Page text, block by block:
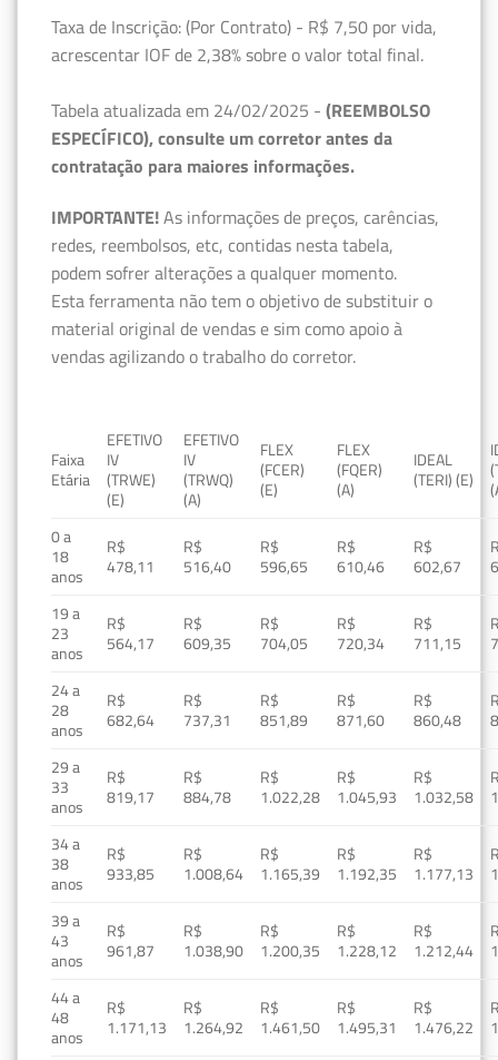
Taxa de Inscrição: (Por Contrato) - R$ 7,50 por vida,
acrescentar IOF de 2,38% sobre o valor total final.
Tabela atualizada em 24/02/2025 - (REEMBOLSO
ESPECÍFICO), consulte um corretor antes da
contratação para maiores informações.
IMPORTANTE!As informações de preços, carências,
redes, reembolsos, etc, contidas nesta tabela,
podem sofrer alterações a qualquer momento.
Esta ferramenta não tem o objetivo de substituir o
material original de vendas e sim como apoio à
vendas agilizando o trabalho do corretor.
Faixa
Etária
EFETIVO
IV
(TRWE)
(E)
EFETIVO
IV
(TRWQ)
(A)
FLEX
(FCER)
(E)
FLEX
(FQER)
(A)
IDEAL
(TERI) (E)
0 a
18
anos
R$
478,11
R$
516,40
R$
596,65
R$
610,46
R$
602,67
19 a
23
anos
R$
564,17
R$
609,35
R$
704,05
R$
720,34
R$
711,15
24 a
28
anos
R$
682,64
R$
737,31
R$
851,89
R$
871,60
R$
860,48
29 a
33
anos
R$
819,17
R$
884,78
R$
1.022,28
R$
1.045,93
R$
1.032,58
34 a
38
anos
R$
933,85
R$
1.008,64
R$
1.165,39
R$
1.192,35
R$
1.177,13
39 a
43
anos
R$
961,87
R$
1.038,90
R$
1.200,35
R$
1.228,12
R$
1.212,44
44 a
48
anos
R$
1.171,13
R$
1.264,92
R$
1.461,50
R$
1.495,31
R$
1.476,22